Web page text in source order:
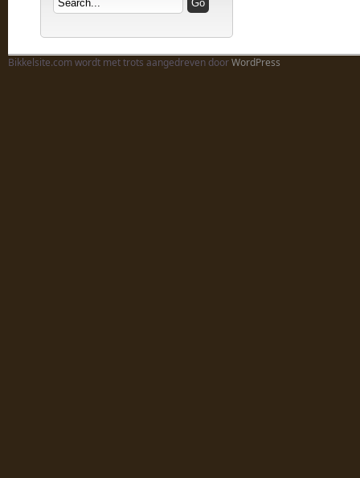
Bikkelsite.com wordt met trots aangedreven doorWordPress